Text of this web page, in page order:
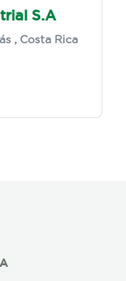
S.A
, Costa Rica